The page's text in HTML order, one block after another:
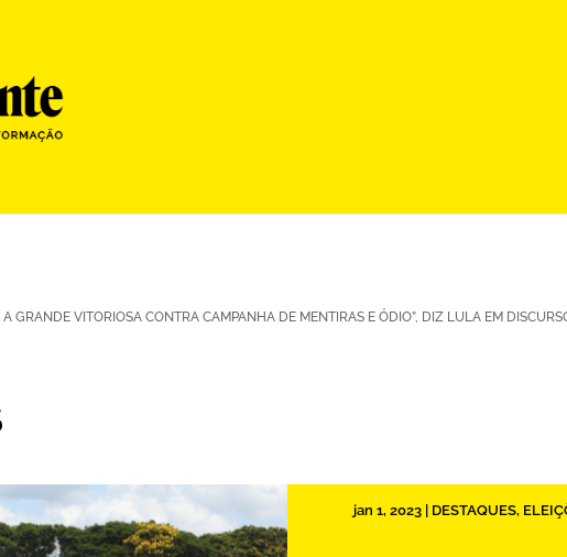
A GRANDE VITORIOSA CONTRA CAMPANHA DE MENTIRAS E ÓDIO”, DIZ LULA EM
jan 1, 2023| DESTAQUES,